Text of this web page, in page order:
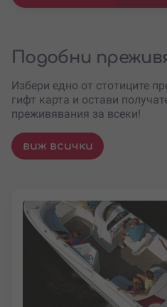
Подобни
Избери едно от стотиците
гифт карта и остави
преживявания за всеки!
виж всички